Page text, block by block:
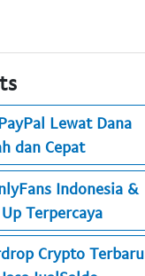
Lewat Dana
dan Cepat
Indonesia &
Up Terpercaya
Crypto Terbaru